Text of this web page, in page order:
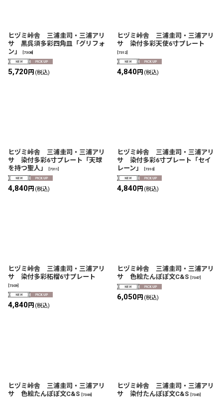
ヒヅミ峠舎 三浦圭司・三浦アリ
サ 黒呉須多彩四角皿「グリフォ
ン」
7308]
5,720円 (税込)
ヒヅミ峠舎 三浦圭司・三浦アリ
サ 染付多彩天使6寸プレート
7312]
4,840円 (税込)
ヒヅミ峠舎 三浦圭司・三浦アリ
サ 染付多彩6寸プレート「天球
を持つ聖人」
7311
4,840円 (税込)
ヒヅミ峠舎 三浦圭司・三浦アリ
サ 染付多彩6寸プレート「セイ
レーン」
7310]
4,840円 (税込)
ヒヅミ峠舎 三浦圭司・三浦アリ
サ 染付多彩柘榴6寸プレート
7309
4,840円 (税込)
ヒヅミ峠舎 三浦圭司・三浦アリ
サ 色絵たんぽぽ文C&S
7347
6,050円 (税込)
ヒヅミ峠舎 三浦圭司・三浦アリ
サ 色絵たんぽぽ文C&S [7346]
ヒヅミ峠舎 三浦圭司・三浦アリ
サ 染付たんぽぽ文C&S [7345]